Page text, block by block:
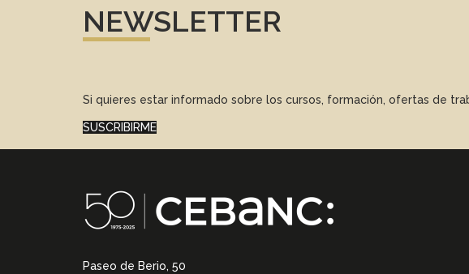
NEWSLETTER
Si quieres estar informado sobre los cursos, formación, ofertas de
SUSCRIBIRME
Paseo de Berio, 50